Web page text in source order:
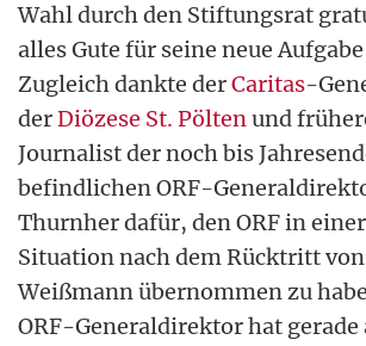
Wahl durch den Stiftungsrat
alles Gute für seine neue
Zugleich dankte derCaritas-
derDiözese St. Pöltenund
Journalist der noch bis
befindlichen ORF-
Thurnher dafür, den ORF in
Situation nach dem Rücktritt
Weißmann übernommen zu
ORF-Generaldirektor hat gerade